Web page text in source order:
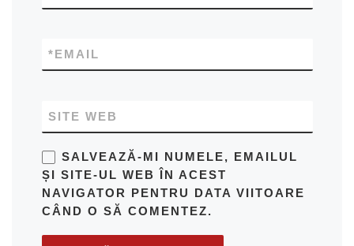
EMAIL
*
SITE WEB
SALVEAZĂ-MI NUMELE, EMAILUL
ȘI SITE-UL WEB ÎN ACEST
NAVIGATOR PENTRU DATA VIITOARE
CÂND O SĂ COMENTEZ.